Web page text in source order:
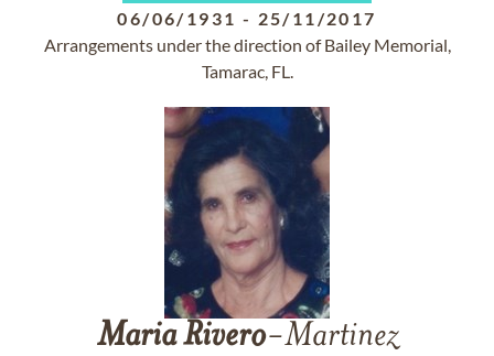
06/06/1931 - 25/11/2017
Arrangements under the direction of Bailey Memorial,
Tamarac, FL.
Maria Rivero-Martinez